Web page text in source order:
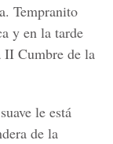
Tempranito
y en la tarde
II Cumbre de la
le está
de la